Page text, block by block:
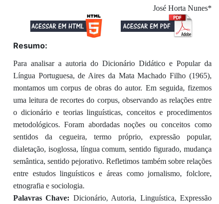
José Horta Nunes*
Resumo:
Para analisar a autoria do Dicionário Didático e Popular da
Língua Portuguesa, de Aires da Mata Machado Filho (1965),
montamos um corpus de obras do autor. Em seguida, fizemos
uma leitura de recortes do corpus, observando as relações entre
o dicionário e teorias linguísticas, conceitos e procedimentos
metodológicos. Foram abordadas noções ou conceitos como
sentidos da cegueira, termo próprio, expressão popular,
dialetação, isoglossa, língua comum, sentido figurado, mudança
semântica, sentido pejorativo. Refletimos também sobre relações
entre estudos linguísticos e áreas como jornalismo, folclore,
etnografia e sociologia.
Palavras Chave: Dicionário, Autoria, Linguística, Expressão